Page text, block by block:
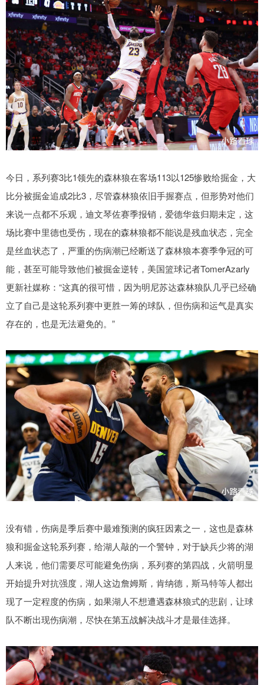
今日，系列赛3比1领先的森林狼在客场113以125惨败给掘金，大
比分被掘金追成2比3，尽管森林狼依旧手握赛点，但形势对他们
来说一点都不乐观，迪文琴佐赛季报销，爱德华兹归期未定，这
场比赛中里德也受伤，现在的森林狼都不能说是残血状态，完全
是丝血状态了，严重的伤病潮已经断送了森林狼本赛季争冠的可
能，甚至可能导致他们被掘金逆转，美国篮球记者TomerAzarly
更新社媒称：“这真的很可惜，因为明尼苏达森林狼队几乎已经确
立了自己是这轮系列赛中更胜一筹的球队，但伤病和运气是真实
存在的，也是无法避免的。”
没有错，伤病是季后赛中最难预测的疯狂因素之一，这也是森林
狼和掘金这轮系列赛，给湖人敲的一个警钟，对于缺兵少将的湖
人来说，他们需要尽可能避免伤病，系列赛的第四战，火箭明显
开始提升对抗强度，湖人这边詹姆斯，肯纳德，斯马特等人都出
现了一定程度的伤病，如果湖人不想遭遇森林狼式的悲剧，让球
队不断出现伤病潮，尽快在第五战解决战斗才是最佳选择。